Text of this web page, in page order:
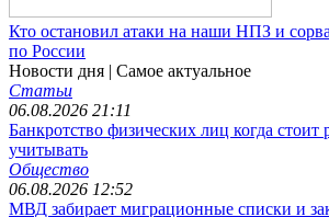
Кто остановил атаки на наши НПЗ и
по России
Новости дня | Самое актуальное
Статьи
06.08.2026 21:11
Банкротство физических лиц когда стоит
учитывать
Общество
06.08.2026 12:52
МВД забирает миграционные списки и